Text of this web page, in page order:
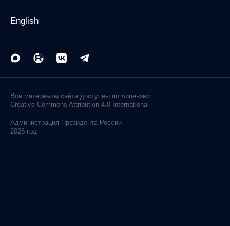
English
Все материалы сайта доступны по лицензии:
Creative Commons Attribution 4.0 International
Администрация Президента России
2026 год